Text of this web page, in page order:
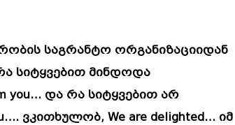
საგრანტო ორგანიზაციიდან
სიტყვებით მინდოდა
you… და რა სიტყვებით არ
ვკითხულობ, We are delighted… იმ